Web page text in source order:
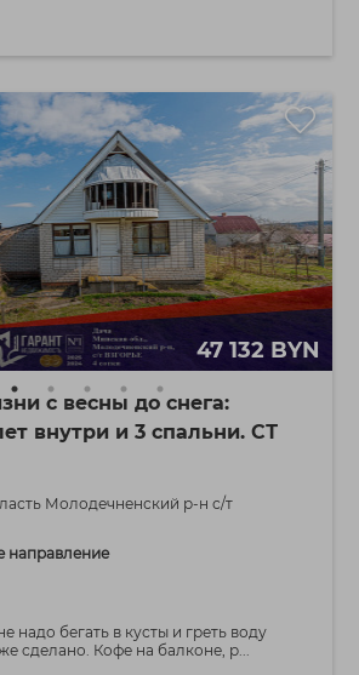
47 132 BYN
с весны до снега:
внутри и 3 спальни. СТ
Молодечненский р-н с/т
направление
надо бегать в кусты и греть воду
сделано. Кофе на балконе, р...